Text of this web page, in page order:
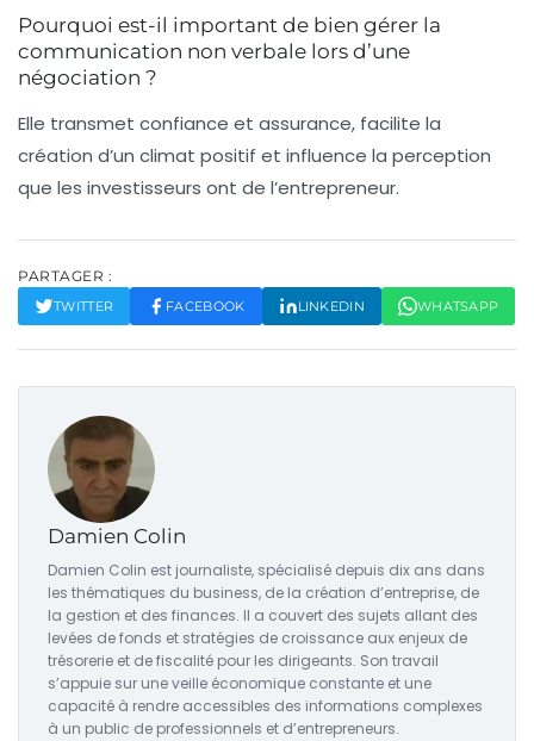
Pourquoi est-il important de bien gérer la
communication non verbale lors d’une
négociation ?
Elle transmet confiance et assurance, facilite la
création d’un climat positif et influence la perception
que les investisseurs ont de l’entrepreneur.
PARTAGER :
TWITTER FACEBOOK LINKEDIN WHATSAPP
Damien Colin
Damien Colin est journaliste, spécialisé depuis dix ans dans
les thématiques du business, de la création d’entreprise, de
la gestion et des finances. Il a couvert des sujets allant des
levées de fonds et stratégies de croissance aux enjeux de
trésorerie et de fiscalité pour les dirigeants. Son travail
s’appuie sur une veille économique constante et une
capacité à rendre accessibles des informations complexes
à un public de professionnels et d’entrepreneurs.